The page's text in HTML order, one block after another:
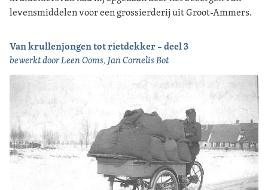
levensmiddelen voor een grossierderij uit Groot-Ammers.
Van krullenjongen tot rietdekker – deel 3
bewerkt door Leen Ooms,Jan Cornelis Bot